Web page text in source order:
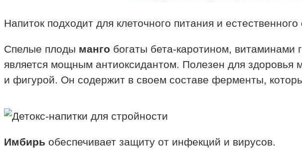
Напиток подходит для клеточного питания и
Спелые плоды манго богаты бета-каротином, витаминами
является мощным антиоксидантом. Полезен для здоровья
и фигурой. Он содержит в своем составе ферменты,
Имбирь обеспечивает защиту от инфекций и вирусов.